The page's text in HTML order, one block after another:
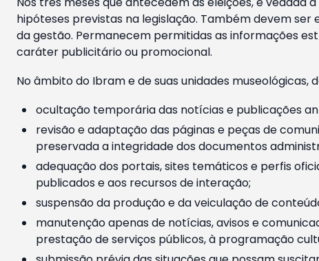
hipóteses previstas na legislação. Também devem
da gestão. Permanecem permitidas as informações
caráter publicitário ou promocional.
No âmbito do Ibram e de suas unidades
ocultação temporária das notícias e publicações
revisão e adaptação das páginas e peças de
preservada a integridade dos documentos
adequação dos portais, sites temáticos e perfis
publicados e aos recursos de interação;
suspensão da produção e da veiculação de
manutenção apenas de notícias, avisos e
prestação de serviços públicos, à programação